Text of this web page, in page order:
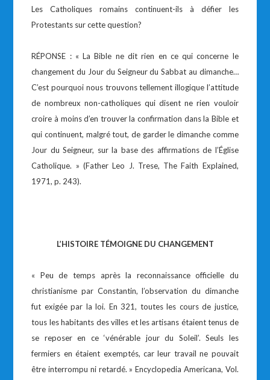
Les Catholiques romains continuent-ils à défier les
Protestants sur cette question?
RÉPONSE : « La Bible ne dit rien en ce qui concerne le
changement du Jour du Seigneur du Sabbat au dimanche…
C’est pourquoi nous trouvons tellement illogique l’attitude
de nombreux non-catholiques qui disent ne rien vouloir
croire à moins d’en trouver la confirmation dans la Bible et
qui continuent, malgré tout, de garder le dimanche comme
Jour du Seigneur, sur la base des affirmations de l’Église
Catholique. » (Father Leo J. Trese, The Faith Explained,
1971, p. 243).
L’HISTOIRE TÉMOIGNE DU CHANGEMENT
« Peu de temps après la reconnaissance officielle du
christianisme par Constantin, l’observation du dimanche
fut exigée par la loi. En 321, toutes les cours de justice,
tous les habitants des villes et les artisans étaient tenus de
se reposer en ce ‘vénérable jour du Soleil’. Seuls les
fermiers en étaient exemptés, car leur travail ne pouvait
être interrompu ni retardé. » Encyclopedia Americana, Vol.